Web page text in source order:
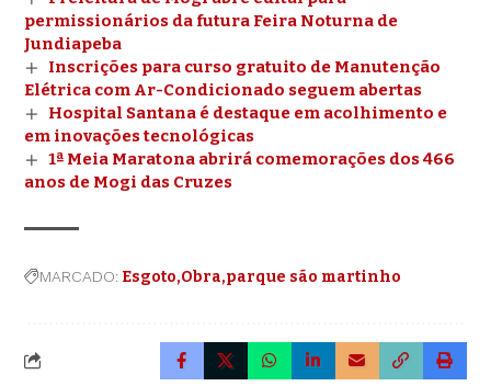
permissionários da futura Feira Noturna de
Jundiapeba
Inscrições para curso gratuito de Manutenção
Elétrica com Ar-Condicionado seguem abertas
Hospital Santana é destaque em acolhimento e
em inovações tecnológicas
1ª Meia Maratona abrirá comemorações dos 466
anos de Mogi das Cruzes
MARCADO: Esgoto Obra parque são martinho